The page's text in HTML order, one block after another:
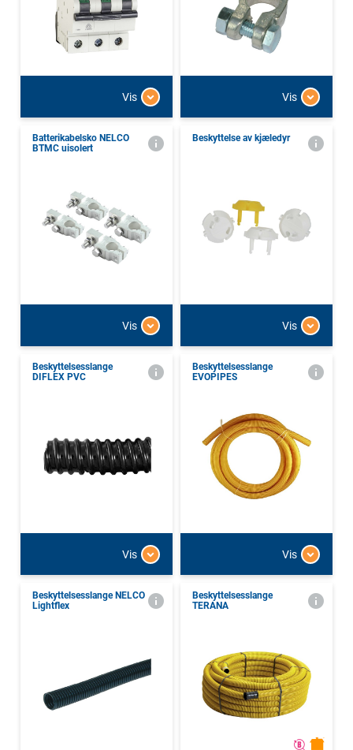
Vis Vis
Batterikabelsko NELCO
BTMC uisolert
Vis
Beskyttelse av kjæledyr
Vis
Beskyttelsesslange
DIFLEX PVC
Vis
Beskyttelsesslange
EVOPIPES
Vis
Beskyttelsesslange NELCO
Lightflex
Beskyttelsesslange
TERANA